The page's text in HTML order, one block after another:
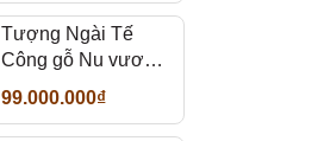
Tượng Ngài Tế
Công gỗ Nu vương
mộc tử đàn
99.000.000₫